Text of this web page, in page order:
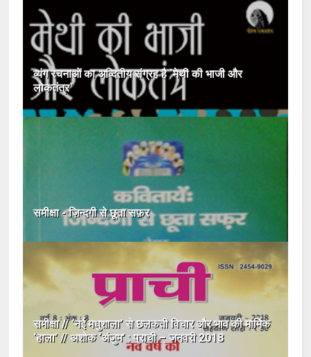
व्यंग रचनाओं का अव्दितीय संग्रह है `मेथी की भाजी और
लोकतंत्र`
समीक्षा - ज़िन्दगी से छूता सफ़र
समीक्षा // ‘नई मधुशाला’ से छलकती विचार और भाव की मार्मिक
‘हाला’ // अशोक ‘अंजुम’ : प्राची – जनवरी 2018